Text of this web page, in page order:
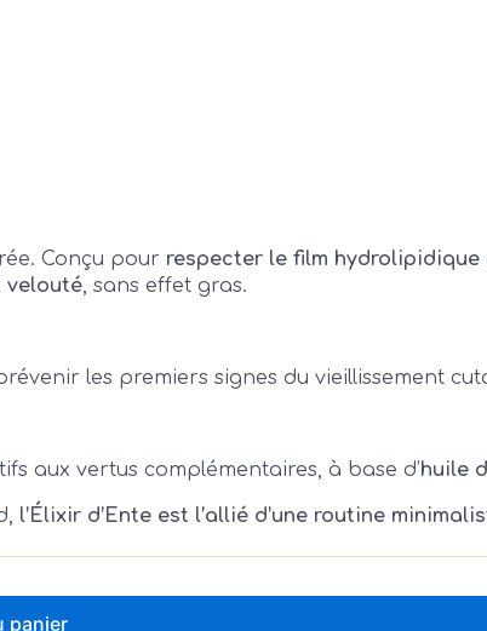
Conçu pour respecter le film hydrolipidique
velouté, sans effet gras.
les premiers signes du vieillissement
aux vertus complémentaires, à base d’huile
l’Élixir d’Ente est l’allié d’une routine
panier